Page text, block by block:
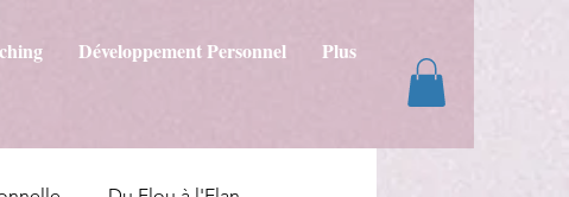
Développement Personnel Plus